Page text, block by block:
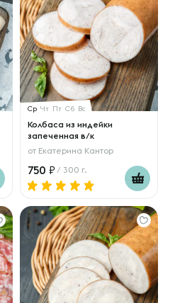
Ср Чт Пт Сб Вс
Колбаса из индейки
запеченная в/к
от Екатерина Кантор
750 / 300 г.